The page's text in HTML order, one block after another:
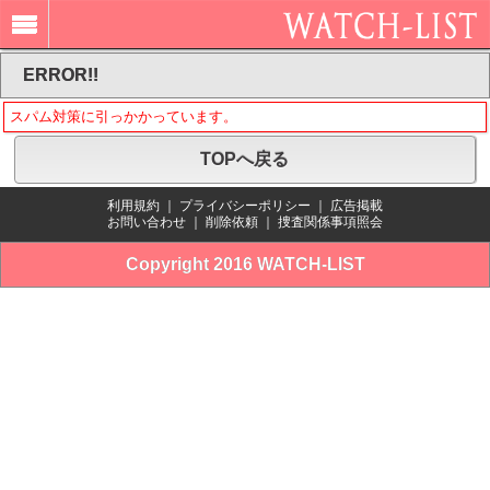
ERROR!!
スパム対策に引っかかっています。
TOPへ戻る
利用規約 プライバシーポリシー
広告掲載
お問い合わせ
削除依頼 捜査関係事項照会
Copyright 2016 WATCH-LIST